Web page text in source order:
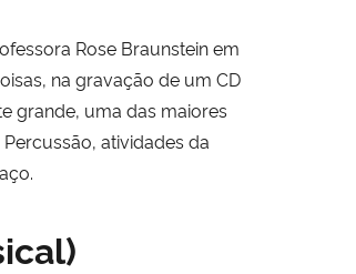
Rose Braunstein em
na gravação de um CD
grande, uma das maiores
atividades da